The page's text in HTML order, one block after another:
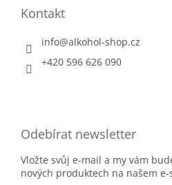
Kontakt
info@alkohol-shop.cz
+420 596 626 090
Odebírat newsletter
Vložte svůj e-mail a my vám
nových produktech na našem e-